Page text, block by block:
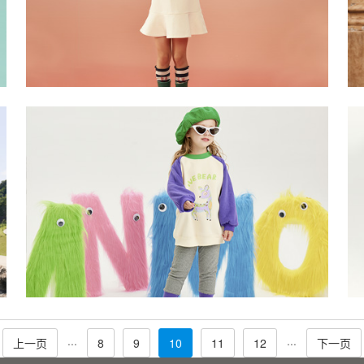
上一页 ··· 8 9 10 11 12 ··· 下一页